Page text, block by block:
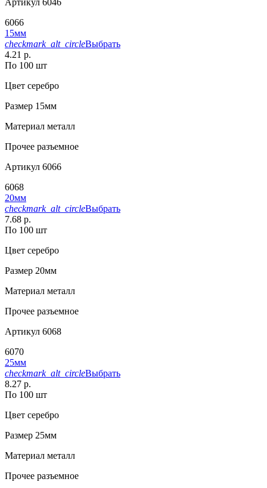
Артикул 6046
6066
15мм
checkmark_alt_circleВыбрать
4.21 р.
По 100 шт
Цвет серебро
Размер 15мм
Материал металл
Прочее разъемное
Артикул 6066
6068
20мм
checkmark_alt_circleВыбрать
7.68 р.
По 100 шт
Цвет серебро
Размер 20мм
Материал металл
Прочее разъемное
Артикул 6068
6070
25мм
checkmark_alt_circleВыбрать
8.27 р.
По 100 шт
Цвет серебро
Размер 25мм
Материал металл
Прочее разъемное